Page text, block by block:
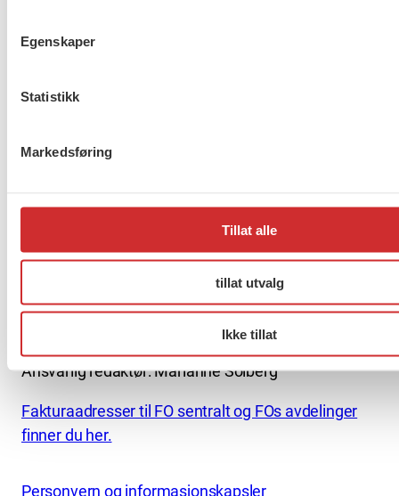
Egenskaper
Statistikk
Markedsføring
Tillat alle
tillat utvalg
Ikke tillat
FO (Fellesorganisasjonen)
Pb. 4693 Sofienberg
kontor@fo.no
Ansvarlig redaktør: Marianne Solberg
Fakturaadresser til FO sentralt og FOs avdelinger
finner du her.
Personvern og informasjonskapsler